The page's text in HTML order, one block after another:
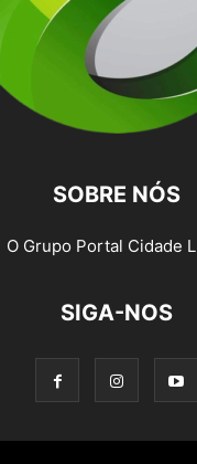
SOBRE NÓS
O Grupo Portal Cidade
SIGA-NOS